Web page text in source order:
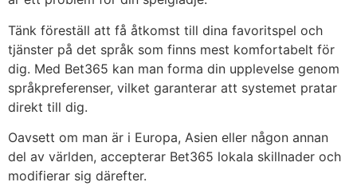
Tänk föreställ att få åtkomst till dina favoritspel och
tjänster på det språk som finns mest komfortabelt för
dig. Med Bet365 kan man forma din upplevelse genom
språkpreferenser, vilket garanterar att systemet pratar
direkt till dig.
Oavsett om man är i Europa, Asien eller någon annan
del av världen, accepterar Bet365 lokala skillnader och
modifierar sig därefter.